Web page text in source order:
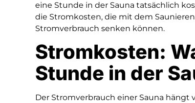
eine Stunde in der Sauna tatsächlich
die Stromkosten, die mit dem
Stromverbrauch senken können.
Stromkosten:
Stunde in der
Der Stromverbrauch einer Sauna hängt